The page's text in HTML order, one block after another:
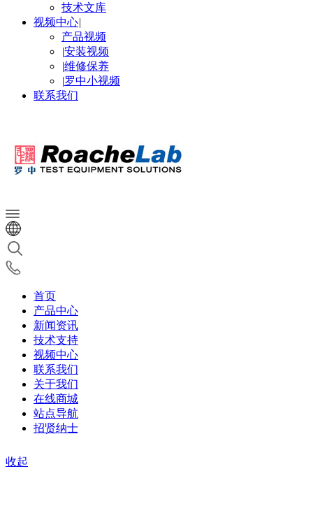
技术文库
视频中心|
产品视频
|安装视频
|维修保养
|罗中小视频
联系我们
首页
产品中心
新闻资讯
技术支持
视频中心
联系我们
关于我们
在线商城
站点导航
招贤纳士
收起